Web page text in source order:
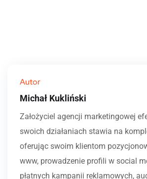
Autor
Michał Kukliński
Założyciel agencji marketingowej
swoich działaniach stawia na
oferując swoim klientom
www, prowadzenie profili w social
płatnych kampanii reklamowych,